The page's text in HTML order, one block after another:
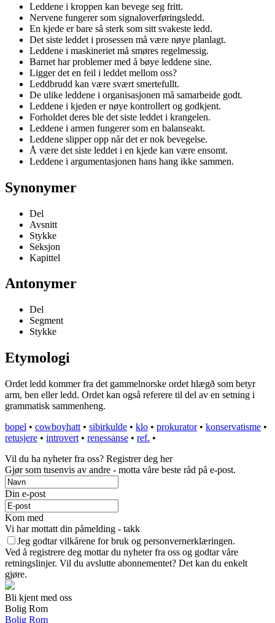
Leddene i kroppen kan bevege seg fritt.
Nervene fungerer som signaloverføringsledd.
En kjede er bare så sterk som sitt svakeste ledd.
Det siste leddet i prosessen må være nøye planlagt.
Leddene i maskineriet må smøres regelmessig.
Barnet har problemer med å bøye leddene sine.
Ligger det en feil i leddet mellom oss?
Leddbrudd kan være svært smertefullt.
De ulike leddene i organisasjonen må samarbeide godt.
Leddene i kjeden er nøye kontrollert og godkjent.
Forholdet deres ble det siste leddet i krangelen.
Leddene i armen fungerer som en balanseakt.
Leddene slipper opp når det er nok bevegelse.
Å være det siste leddet i en kjede kan være ensomt.
Leddene i argumentasjonen hans hang ikke sammen.
Synonymer
Del
Avsnitt
Stykke
Seksjon
Kapittel
Antonymer
Del
Segment
Stykke
Etymologi
Ordet ledd kommer fra det gammelnorske ordet hlægð som betyr
arm, ben eller ledd. Ordet kan også referere til del av en setning i
grammatisk sammenheng.
bopel • cowboyhatt • sibirkulde • klo • prokurator• konservatisme •
retusjere • introvert • renessanse • ref. •
Vil du ha nyheter fra oss? Registrer deg her
Gjør som tusenvis av andre - motta våre beste råd på e-post.
Din e-post
Kom med
Vi har mottatt din påmelding - takk
Jeg godtar vilkårene for bruk og personvernerklæringen.
Ved å registrere deg mottar du nyheter fra oss og godtar våre
retningslinjer. Vil du avslutte abonnementet? Det kan du enkelt
gjøre.
Bli kjent med oss
Bolig Rom
Bolig Rom